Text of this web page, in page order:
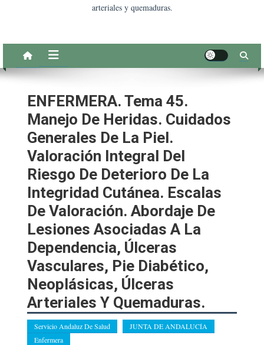
arteriales y quemaduras.
ENFERMERA. Tema 45.
Manejo De Heridas. Cuidados
Generales De La Piel.
Valoración Integral Del
Riesgo De Deterioro De La
Integridad Cutánea. Escalas
De Valoración. Abordaje De
Lesiones Asociadas A La
Dependencia, Úlceras
Vasculares, Pie Diabético,
Neoplásicas, Úlceras
Arteriales Y Quemaduras.
Servicio Andaluz De Salud
JUNTA DE ANDALUCÍA
Enfermera